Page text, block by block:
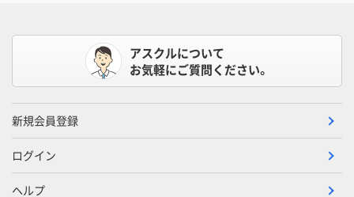
アスクルについて
お気軽にご質問ください。
新規会員登録
ログイン
ヘルプ